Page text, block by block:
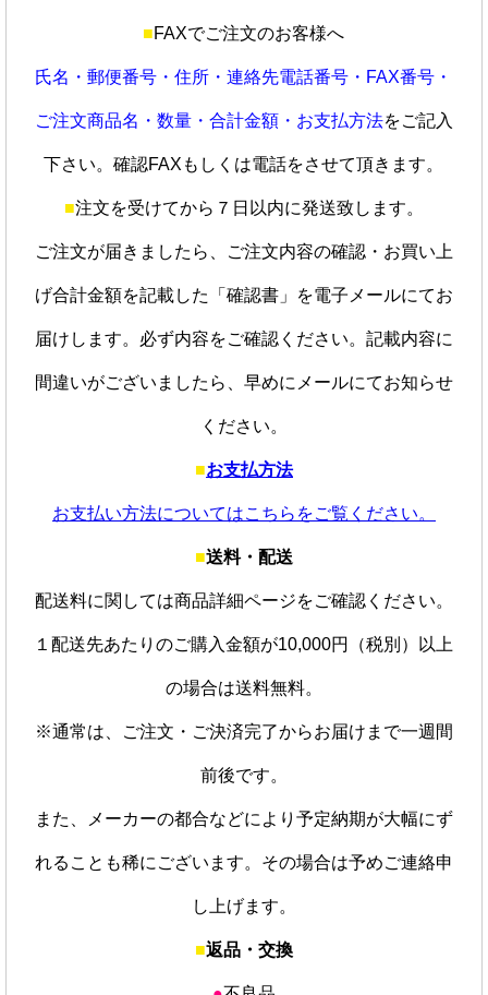
■FAXでご注文のお客様へ
氏名・郵便番号・住所・連絡先電話番号・FAX番号・
ご注文商品名・数量・合計金額・お支払方法をご記入
下さい。確認FAXもしくは電話をさせて頂きます。
■注文を受けてから７日以内に発送致します。
ご注文が届きましたら、ご注文内容の確認・お買い上
げ合計金額を記載した「確認書」を電子メールにてお
届けします。必ず内容をご確認ください。記載内容に
間違いがございましたら、早めにメールにてお知らせ
ください。
■お支払方法
お支払い方法についてはこちらをご覧ください。
■送料・配送
配送料に関しては商品詳細ページをご確認ください。
１配送先あたりのご購入金額が10,000円（税別）以上
の場合は送料無料。
※通常は、ご注文・ご決済完了からお届けまで一週間
前後です。
また、メーカーの都合などにより予定納期が大幅にず
れることも稀にございます。その場合は予めご連絡申
し上げます。
■返品・交換